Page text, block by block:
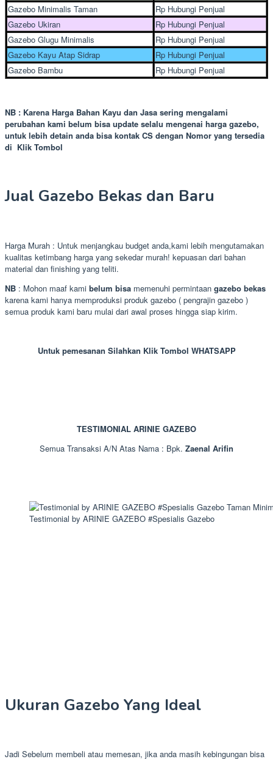
Gazebo Minimalis Taman
Rp Hubungi Penjual
Gazebo Ukiran
Rp Hubungi Penjual
Gazebo Glugu Minimalis
Rp Hubungi Penjual
Gazebo Kayu Atap Sidrap
Rp Hubungi Penjual
Gazebo Bambu
Rp Hubungi Penjual
NB : Karena Harga Bahan Kayu dan Jasa sering mengalami
perubahan kami belum bisa update selalu mengenai harga gazebo,
untuk lebih detain anda bisa kontak CS dengan Nomor yang tersedia
di Klik Tombol
Jual Gazebo Bekas dan Baru
Harga Murah : Untuk menjangkau budget anda,kami lebih mengutamakan
kualitas ketimbang harga yang sekedar murah! kepuasan dari bahan
material dan finishing yang teliti.
NB : Mohon maaf kami belum bisa memenuhi permintaan gazebo bekas
karena kami hanya memproduksi produk gazebo ( pengrajin gazebo )
semua produk kami baru mulai dari awal proses hingga siap kirim.
Untuk pemesanan Silahkan Klik Tombol WHATSAPP
TESTIMONIAL ARINIE GAZEBO
Semua Transaksi A/N Atas Nama : Bpk. Zaenal Arifin
Testimonial by ARINIE GAZEBO #Spesialis Gazebo
Ukuran Gazebo Yang Ideal
Jadi Sebelum membeli atau memesan, jika anda masih kebingungan bisa